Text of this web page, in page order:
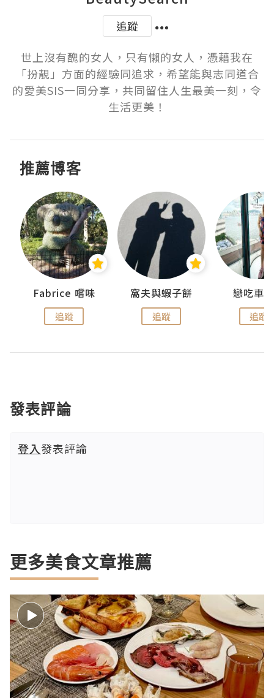
追蹤
世上沒有醜的女人，只有懶的女人，憑藉我在
「扮靚」方面的經驗同追求，希望能與志同道合
的愛美SIS一同分享，共同留住人生最美一刻，令
生活更美！
推薦博客
Fabrice 嚐味
追蹤
窩夫與蝦子餅
追蹤
戀吃車
追蹤
發表評論
登入發表評論
更多美食文章推薦